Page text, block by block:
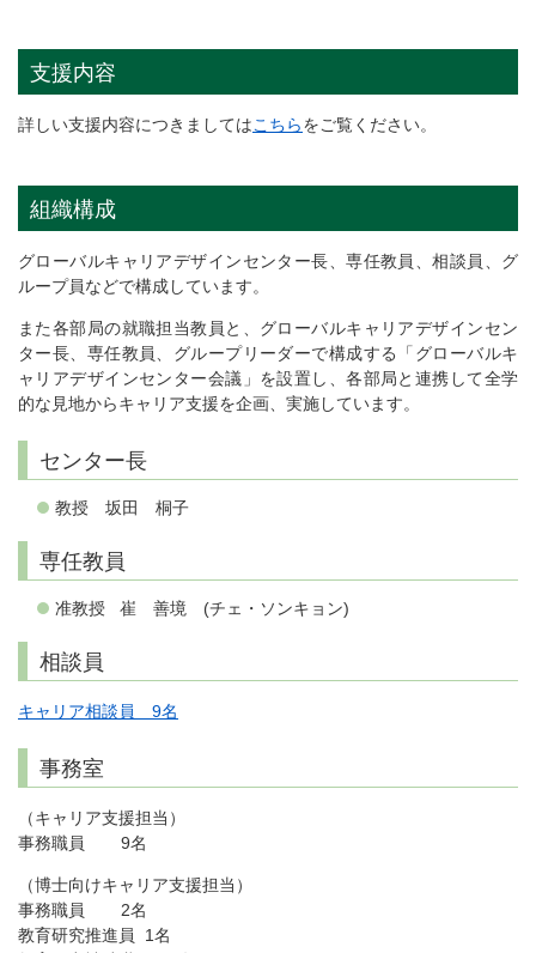
支援内容
詳しい支援内容につきましてはこちらをご覧ください。
組織構成
グローバルキャリアデザインセンター長、専任教員、相談員、グ
ループ員などで構成しています。
また各部局の就職担当教員と、グローバルキャリアデザインセン
ター長、専任教員、グループリーダーで構成する「グローバルキ
ャリアデザインセンター会議」を設置し、各部局と連携して全学
的な見地からキャリア支援を企画、実施しています。
センター長
教授 坂田 桐子
専任教員
准教授 崔 善境 (チェ・ソンキョン)
相談員
キャリア相談員 9名
事務室
（キャリア支援担当）
事務職員 9名
（博士向けキャリア支援担当）
事務職員 2名
教育研究推進員 1名